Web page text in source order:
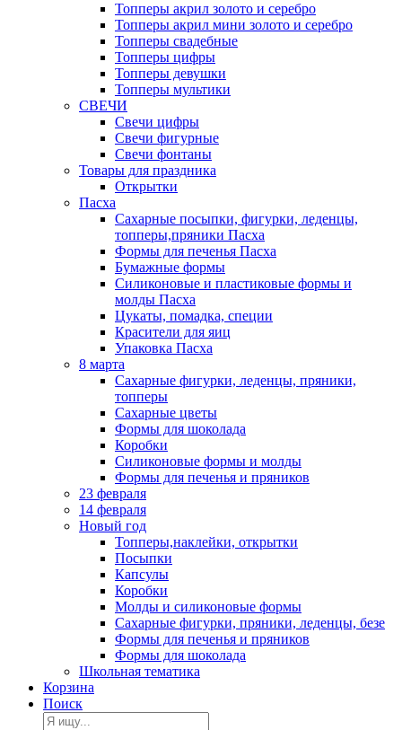
Топперы акрил золото и серебро
Топперы акрил мини золото и серебро
Топперы свадебные
Топперы цифры
Топперы девушки
Топперы мультики
СВЕЧИ
Свечи цифры
Свечи фигурные
Свечи фонтаны
Товары для праздника
Открытки
Пасха
Сахарные посыпки, фигурки, леденцы,
топперы,пряники Пасха
Формы для печенья Пасха
Бумажные формы
Силиконовые и пластиковые формы и
молды Пасха
Цукаты, помадка, специи
Красители для яиц
Упаковка Пасха
8 марта
Сахарные фигурки, леденцы, пряники,
топперы
Сахарные цветы
Формы для шоколада
Коробки
Силиконовые формы и молды
Формы для печенья и пряников
23 февраля
14 февраля
Новый год
Топперы,наклейки, открытки
Посыпки
Капсулы
Коробки
Молды и силиконовые формы
Сахарные фигурки, пряники, леденцы, безе
Формы для печенья и пряников
Формы для шоколада
Школьная тематика
Корзина
Поиск